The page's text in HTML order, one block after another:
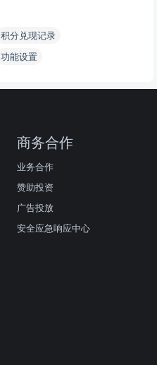
积分兑现记录
功能设置
商务合作
业务合作
赞助投资
广告投放
安全应急响应中心